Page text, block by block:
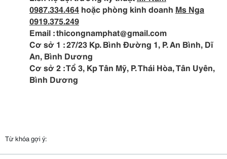
0987.334.464 hoặc phòng kinh doanh Ms Nga
0919.375.249
Email : thicongnamphat@gmail.com
Cơ sở 1 : 27/23 Kp. Bình Đường 1, P. An Bình, Dĩ
An, Bình Dương
Cơ sở 2 : Tổ 3, Kp Tân Mỹ, P. Thái Hòa, Tân Uyên,
Bình Dương
Từ khóa gợi ý: